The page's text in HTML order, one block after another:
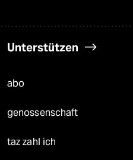
Unterstützen
abo
genossenschaft
taz zahl ich